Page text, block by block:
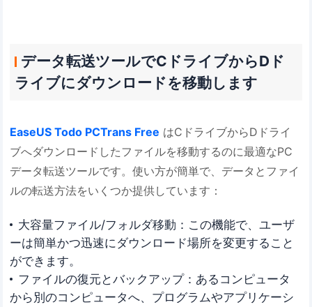
データ転送ツールでCドライブからDド
ライブにダウンロードを移動します
EaseUS Todo PCTrans Free はCドライブからDドライ
ブへダウンロードしたファイルを移動するのに最適なPC
データ転送ツールです。使い方が簡単で、データとファイ
ルの転送方法をいくつか提供しています：
大容量ファイル/フォルダ移動：この機能で、ユーザ
ーは簡単かつ迅速にダウンロード場所を変更すること
ができます。
ファイルの復元とバックアップ：あるコンピュータ
から別のコンピュータへ、プログラムやアプリケーシ